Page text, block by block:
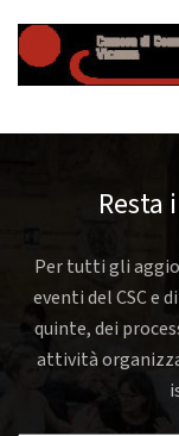
Per tutti gli
eventi del CSC e
quinte, dei
attività